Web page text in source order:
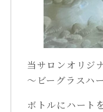
当サロンオリ
～ビーグラスハ
ボトルにハート